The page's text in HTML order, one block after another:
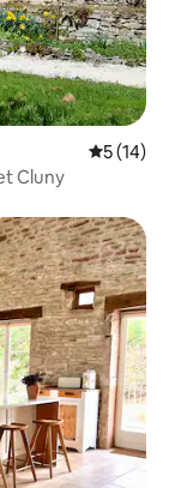
5 (14)
Cluny